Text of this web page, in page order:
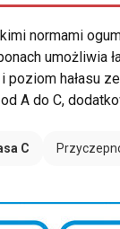
normami
poziom hałasu
A do C,
C